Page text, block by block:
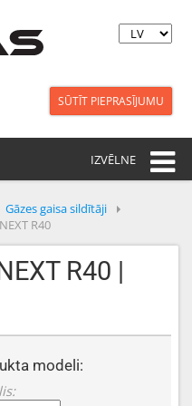
SŪTĪT PIEPRASĪJUMU
IZVĒLNE
Gāzes gaisa sildītāji
NEXT R40
R40 |
modeli: